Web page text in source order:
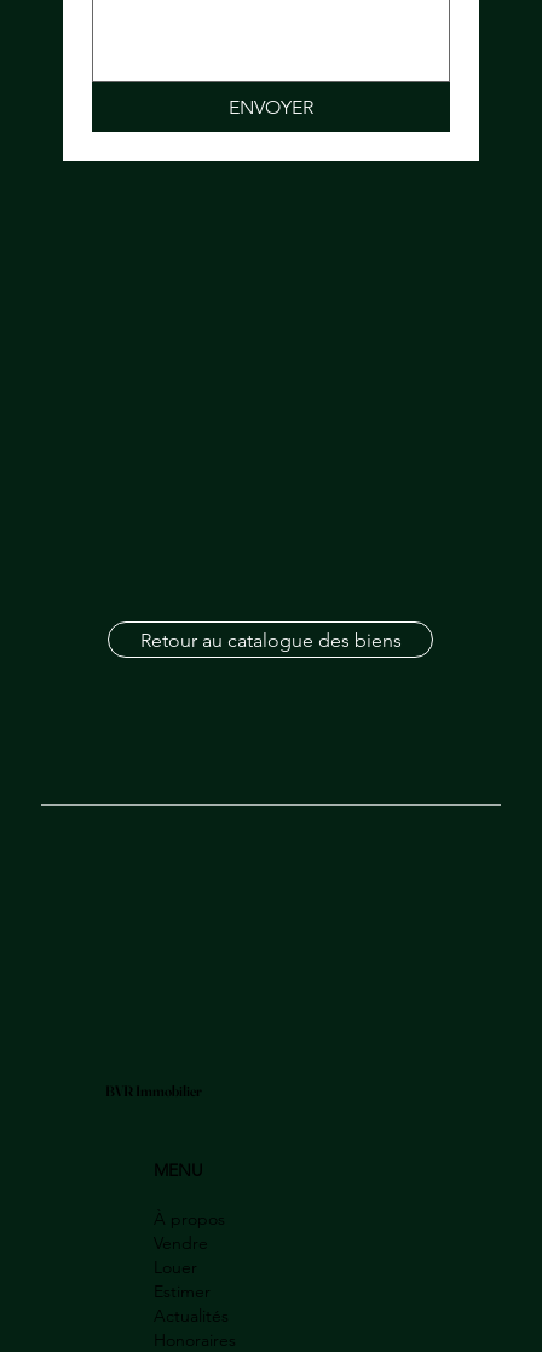
ENVOYER
Retour au catalogue des biens
MENU
À propos
Vendre
Louer
Estimer
Actualités
Honoraires
BVR Immobilier